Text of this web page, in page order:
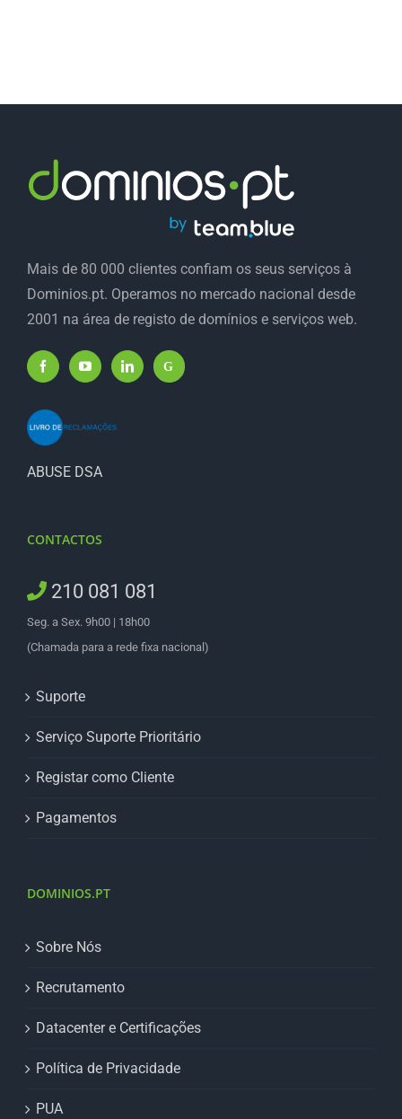
Mais de 80 000 clientes confiam os seus serviços à
Dominios.pt. Operamos no mercado nacional desde
2001 na área de registo de domínios e serviços web.
ABUSE DSA
CONTACTOS
210 081 081
Seg. a Sex. 9h00 | 18h00
(Chamada para a rede fixa nacional)
Suporte
Serviço Suporte Prioritário
Registar como Cliente
Pagamentos
DOMINIOS.PT
Sobre Nós
Recrutamento
Datacenter e Certificações
Política de Privacidade
PUA